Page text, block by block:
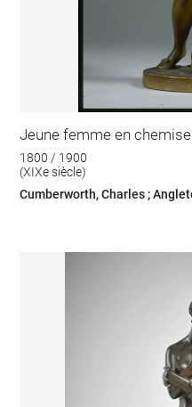
Jeune femme en chemise
1800 / 1900
(XIXe siècle)